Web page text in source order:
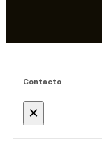
Contacto
×